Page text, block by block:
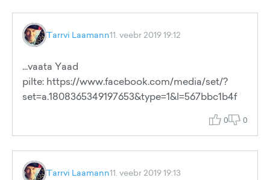
Tarrvi Laamann11. veebr 2019 19:12
...vaata Yaad
pilte: https://www.facebook.com/media/set/?
set=a.1808365349197653&type=1&l=567bbc1b4f
0 0
Tarrvi Laamann11. veebr 2019 19:13